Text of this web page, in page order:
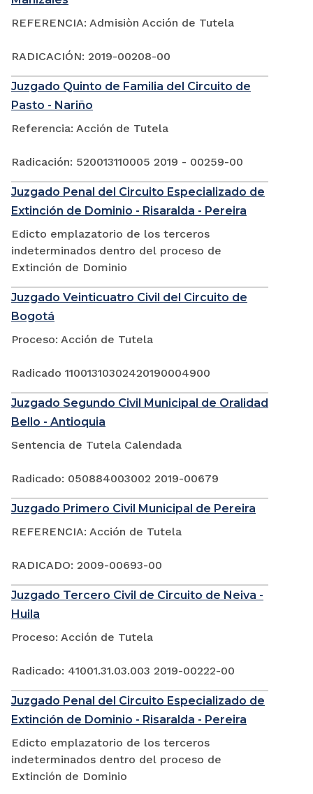
REFERENCIA: Admisiòn Acción de Tutela
RADICACIÓN: 2019-00208-00
Juzgado Quinto de Familia del Circuito de
Pasto - Nariño
Referencia: Acción de Tutela
Radicación: 520013110005 2019 - 00259-00
Juzgado Penal del Circuito Especializado de
Extinción de Dominio - Risaralda - Pereira
Edicto emplazatorio de los terceros
indeterminados dentro del proceso de
Extinción de Dominio
Juzgado Veinticuatro Civil del Circuito de
Bogotá
Proceso: Acción de Tutela
Radicado 11001310302420190004900
Juzgado Segundo Civil Municipal de Oralidad
Bello - Antioquia
Sentencia de Tutela Calendada
Radicado: 050884003002 2019-00679
Juzgado Primero Civil Municipal de Pereira
REFERENCIA: Acción de Tutela
RADICADO: 2009-00693-00
Juzgado Tercero Civil de Circuito de Neiva -
Huila
Proceso: Acción de Tutela
Radicado: 41001.31.03.003 2019-00222-00
Juzgado Penal del Circuito Especializado de
Extinción de Dominio - Risaralda - Pereira
Edicto emplazatorio de los terceros
indeterminados dentro del proceso de
Extinción de Dominio